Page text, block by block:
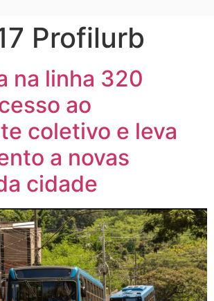
Profilurb
na linha 320
ao
coletivo e leva
a novas
cidade